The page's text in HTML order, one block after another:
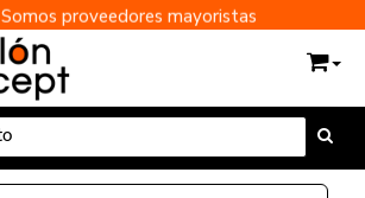
Somos proveedores mayoristas